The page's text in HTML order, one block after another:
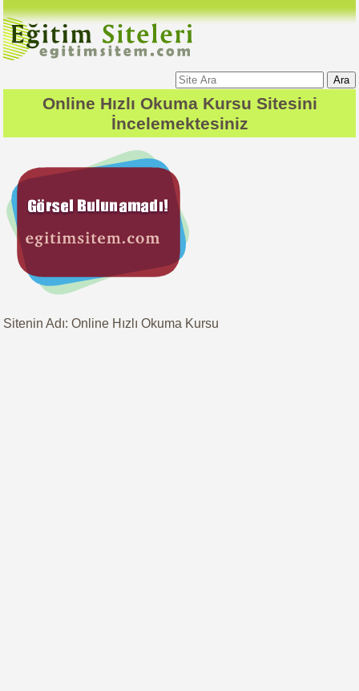
Ara
Online Hızlı Okuma Kursu Sitesini
İncelemektesiniz
Sitenin Adı: Online Hızlı Okuma Kursu